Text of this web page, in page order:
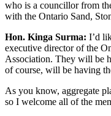
who is a councillor from
with the Ontario Sand,
Hon. Kinga Surma: I’d
executive director of the
Association. They will be
of course, will be having
As you know, aggregate
so I welcome all of the